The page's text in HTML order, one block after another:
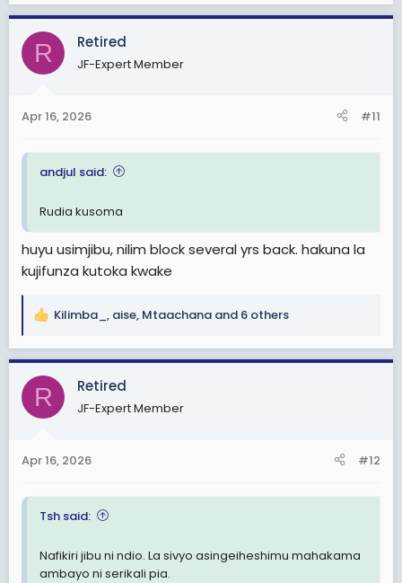
a
c
i
s
R Retired
JF-Expert Member
Apr 16, 2026 #11
andjul said:
Rudia kusoma
huyu usimjibu, nilim block several yrs back. hakuna la
kujifunza kutoka kwake
R
a
c
i
s
Kilimba_ , aise, Mtaachana and 6 others
R Retired
JF-Expert Member
Apr 16, 2026 #12
Tsh said:
Nafikiri jibu ni ndio. La sivyo asingeiheshimu mahakama
ambayo ni serikali pia.